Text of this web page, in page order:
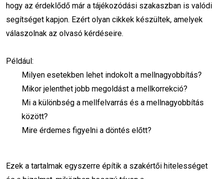
Digitális marketing 2026
Online hirdetéskezelés
Marketing automatizáció
Konverzióoptimalizálás Meta Ads tippek
AI a marketingben Hirdetési megtérülés
on-page SEO Google rangsorolás
hogy az érdeklődő már a tájékozódási szakaszban is valódi
segítséget kapjon. Ezért olyan cikkek készültek, amelyek
válaszolnak az olvasó kérdéseire.
Például:
Milyen esetekben lehet indokolt a mellnagyobbítás?
Mikor jelenthet jobb megoldást a mellkorrekció?
Mi a különbség a mellfelvarrás és a mellnagyobbítás
között?
Mire érdemes figyelni a döntés előtt?
Ezek a tartalmak egyszerre építik a szakértői hitelességet